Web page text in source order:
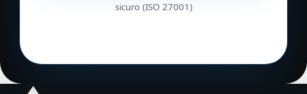
sicuro (ISO 27001)